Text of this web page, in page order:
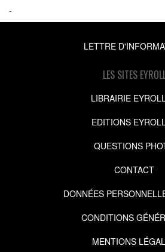
-
LETTRE
LES SITES
LIBRAIRIE
EDITIONS
QUESTIONS
CONTACT
DONNÉES
CONDITIONS
MENTIONS